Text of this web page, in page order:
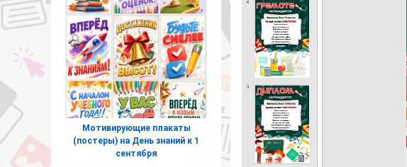
Мотивирующие плакаты
(постеры) на День знаний к 1
сентября